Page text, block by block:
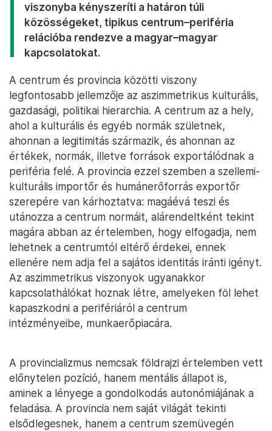
viszonyba kényszeríti a határon túli
közösségeket, tipikus centrum–periféria
relációba rendezve a magyar–magyar
kapcsolatokat.
A centrum és provincia közötti viszony
legfontosabb jellemzője az aszimmetrikus kulturális,
gazdasági, politikai hierarchia. A centrum az a hely,
ahol a kulturális és egyéb normák születnek,
ahonnan a legitimitás származik, és ahonnan az
értékek, normák, illetve források exportálódnak a
periféria felé. A provincia ezzel szemben a szellemi-
kulturális importőr és humánerőforrás exportőr
szerepére van kárhoztatva: magáévá teszi és
utánozza a centrum normáit, alárendeltként tekint
magára abban az értelemben, hogy elfogadja, nem
lehetnek a centrumtól eltérő érdekei, ennek
ellenére nem adja fel a sajátos identitás iránti igényt.
Az aszimmetrikus viszonyok ugyanakkor
kapcsolathálókat hoznak létre, amelyeken föl lehet
kapaszkodni a perifériáról a centrum
intézményeibe, munkaerőpiacára.
A provincializmus nemcsak földrajzi értelemben vett
előnytelen pozíció, hanem mentális állapot is,
aminek a lényege a gondolkodás autonómiájának a
feladása. A provincia nem saját világát tekinti
elsődlegesnek, hanem a centrum szemüvegén